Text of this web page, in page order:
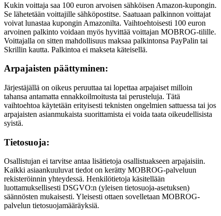
Kukin voittaja saa 100 euron arvoisen sähköisen Amazon-kupongin.
Se lähetetään voittajille sähköpostitse. Saatuaan palkinnon voittajat
voivat lunastaa kupongin Amazonilta. Vaihtoehtoisesti 100 euron
arvoinen palkinto voidaan myös hyvittää voittajan MOBROG-tilille.
Voittajalla on sitten mahdollisuus maksaa palkintonsa PayPalin tai
Skrillin kautta. Palkintoa ei makseta käteisellä.
Arpajaisten päättyminen:
Järjestäjällä on oikeus peruuttaa tai lopettaa arpajaiset milloin
tahansa antamatta ennakkoilmoitusta tai perusteluja. Tätä
vaihtoehtoa käytetään erityisesti teknisten ongelmien sattuessa tai jos
arpajaisten asianmukaista suorittamista ei voida taata oikeudellisista
syistä.
Tietosuoja:
Osallistujan ei tarvitse antaa lisätietoja osallistuakseen arpajaisiin.
Kaikki asiaankuuluvat tiedot on kerätty MOBROG-palveluun
rekisteröinnin yhteydessä. Henkilötietoja käsitellään
luottamuksellisesti DSGVO:n (yleisen tietosuoja-asetuksen)
säännösten mukaisesti. Yleisesti ottaen sovelletaan MOBROG-
palvelun tietosuojamääräyksiä.